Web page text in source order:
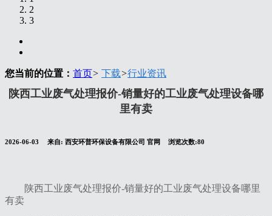
2
3
您当前的位置： 首页> 下载>行业资讯
陕西工业废气处理报价-销量好的工业废气处理设备哪
里有卖
2026-06-03 来自: 西安环普环保设备有限公司 官网 浏览次数:80
陕西工业废气处理报价-销量好的工业废气处理设备哪里
有卖